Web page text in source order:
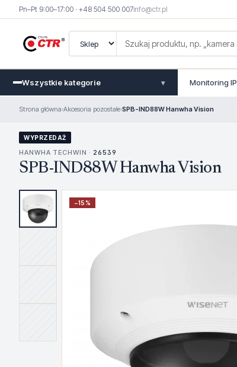
Pn–Pt 9:00–17:00 · +48 504 500 007info@ctr.pl
Wszystkie kategorie ▾ Monitoring IP
Strona główna›Akcesoria pozostałe›SPB-IND88W Hanwha Vision
WYPRZEDAŻ
HANWHA TECHWIN · 26539
SPB-IND88W Hanwha Vision
−15%